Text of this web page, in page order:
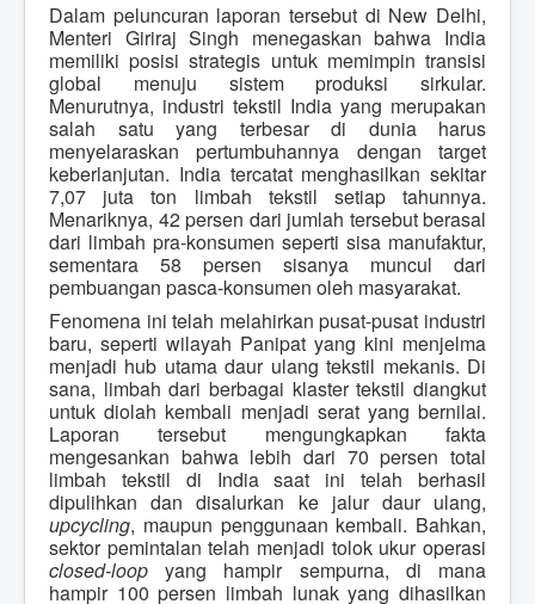
Dalam peluncuran laporan tersebut di New Delhi,
Menteri Giriraj Singh menegaskan bahwa India
memiliki posisi strategis untuk memimpin transisi
global menuju sistem produksi sirkular.
Menurutnya, industri tekstil India yang merupakan
salah satu yang terbesar di dunia harus
menyelaraskan pertumbuhannya dengan target
keberlanjutan. India tercatat menghasilkan sekitar
7,07 juta ton limbah tekstil setiap tahunnya.
Menariknya, 42 persen dari jumlah tersebut berasal
dari limbah pra-konsumen seperti sisa manufaktur,
sementara 58 persen sisanya muncul dari
pembuangan pasca-konsumen oleh masyarakat.
Fenomena ini telah melahirkan pusat-pusat industri
baru, seperti wilayah Panipat yang kini menjelma
menjadi hub utama daur ulang tekstil mekanis. Di
sana, limbah dari berbagai klaster tekstil diangkut
untuk diolah kembali menjadi serat yang bernilai.
Laporan tersebut mengungkapkan fakta
mengesankan bahwa lebih dari 70 persen total
limbah tekstil di India saat ini telah berhasil
dipulihkan dan disalurkan ke jalur daur ulang,
upcycling, maupun penggunaan kembali. Bahkan,
sektor pemintalan telah menjadi tolok ukur operasi
closed-loop yang hampir sempurna, di mana
hampir 100 persen limbah lunak yang dihasilkan